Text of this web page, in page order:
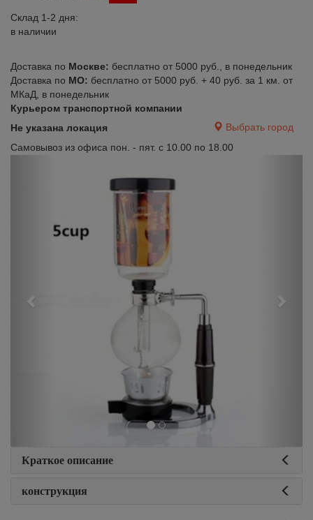
Склад 1-2 дня:
в наличии
Доставка по Москве: бесплатно от 5000 руб., в понедельник
Доставка по МО: бесплатно от 5000 руб. + 40 руб. за 1 км. от
МКаД, в понедельник
Курьером транспортной компании
Не указана локация
Выбрать город
Самовывоз из офиса пон. - пят. с 10.00 по 18.00
Краткое описание
конструкция